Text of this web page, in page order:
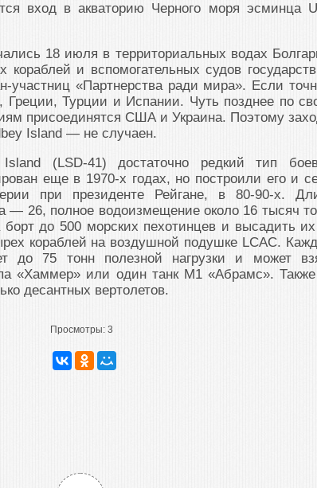
вход в акваторию Черного моря эсминца
18 июля в территориальных водах
кораблей и вспомогательных судов
участниц «Партнерства ради мира». Если
Турции и Испании. Чуть позднее по
присоединятся США и Украина. Поэтому
Island — не случаен.
(LSD-41) достаточно редкий тип
еще в 1970-х годах, но построили его и
при президенте Рейгане, в 80-90-х.
— 26, полное водоизмещение около 16 тысяч
борт до 500 морских пехотинцев и высадить
кораблей на воздушной подушке LCAC.
до 75 тонн полезной нагрузки и может
«Хаммер» или один танк М1 «Абрамс».
десантных вертолетов.
Просмотры: 3